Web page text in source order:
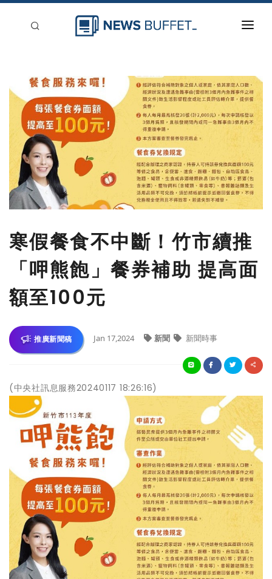
新聞稿分類
登入
刊登
寒假餐食不中斷！竹市續推
「呷熊飽」餐券補助 提高面
額至100元
推廣新聞稿 Jan 17,2024 新聞 新聞時事
(中央社訊息服務20240117 18:26:16)